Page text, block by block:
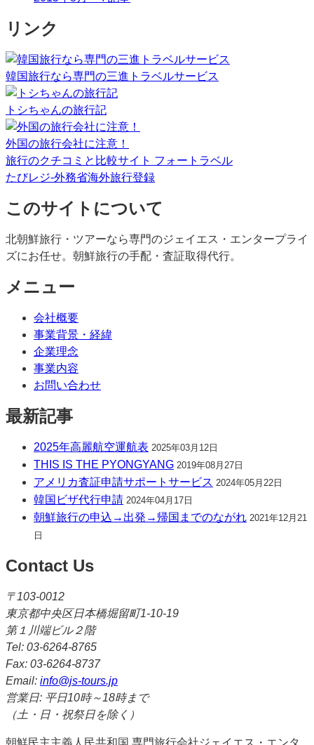
リンク
韓国旅行なら専門の三進トラベルサービス
トシちゃんの旅行記
外国の旅行会社に注意！
旅行のクチコミと比較サイト フォートラベル
たびレジ-外務省海外旅行登録
このサイトについて
北朝鮮旅行・ツアーなら専門のジェイエス・エンタープライ
ズにお任せ。朝鮮旅行の手配・査証取得代行。
メニュー
会社概要
事業背景・経緯
企業理念
事業内容
お問い合わせ
最新記事
2025年高麗航空運航表 2025年03月12日
THIS IS THE PYONGYANG 2019年08月27日
アメリカ査証申請サポートサービス 2024年05月22日
韓国ビザ代行申請 2024年04月17日
朝鮮旅行の申込→出発→帰国までのながれ 2021年12月21
日
Contact Us
〒103-0012
東京都中央区日本橋堀留町1-10-19
第１川端ビル２階
Tel: 03-6264-8765
Fax: 03-6264-8737
Email: info@js-tours.jp
営業日: 平日10時～18時まで
（土・日・祝祭日を除く）